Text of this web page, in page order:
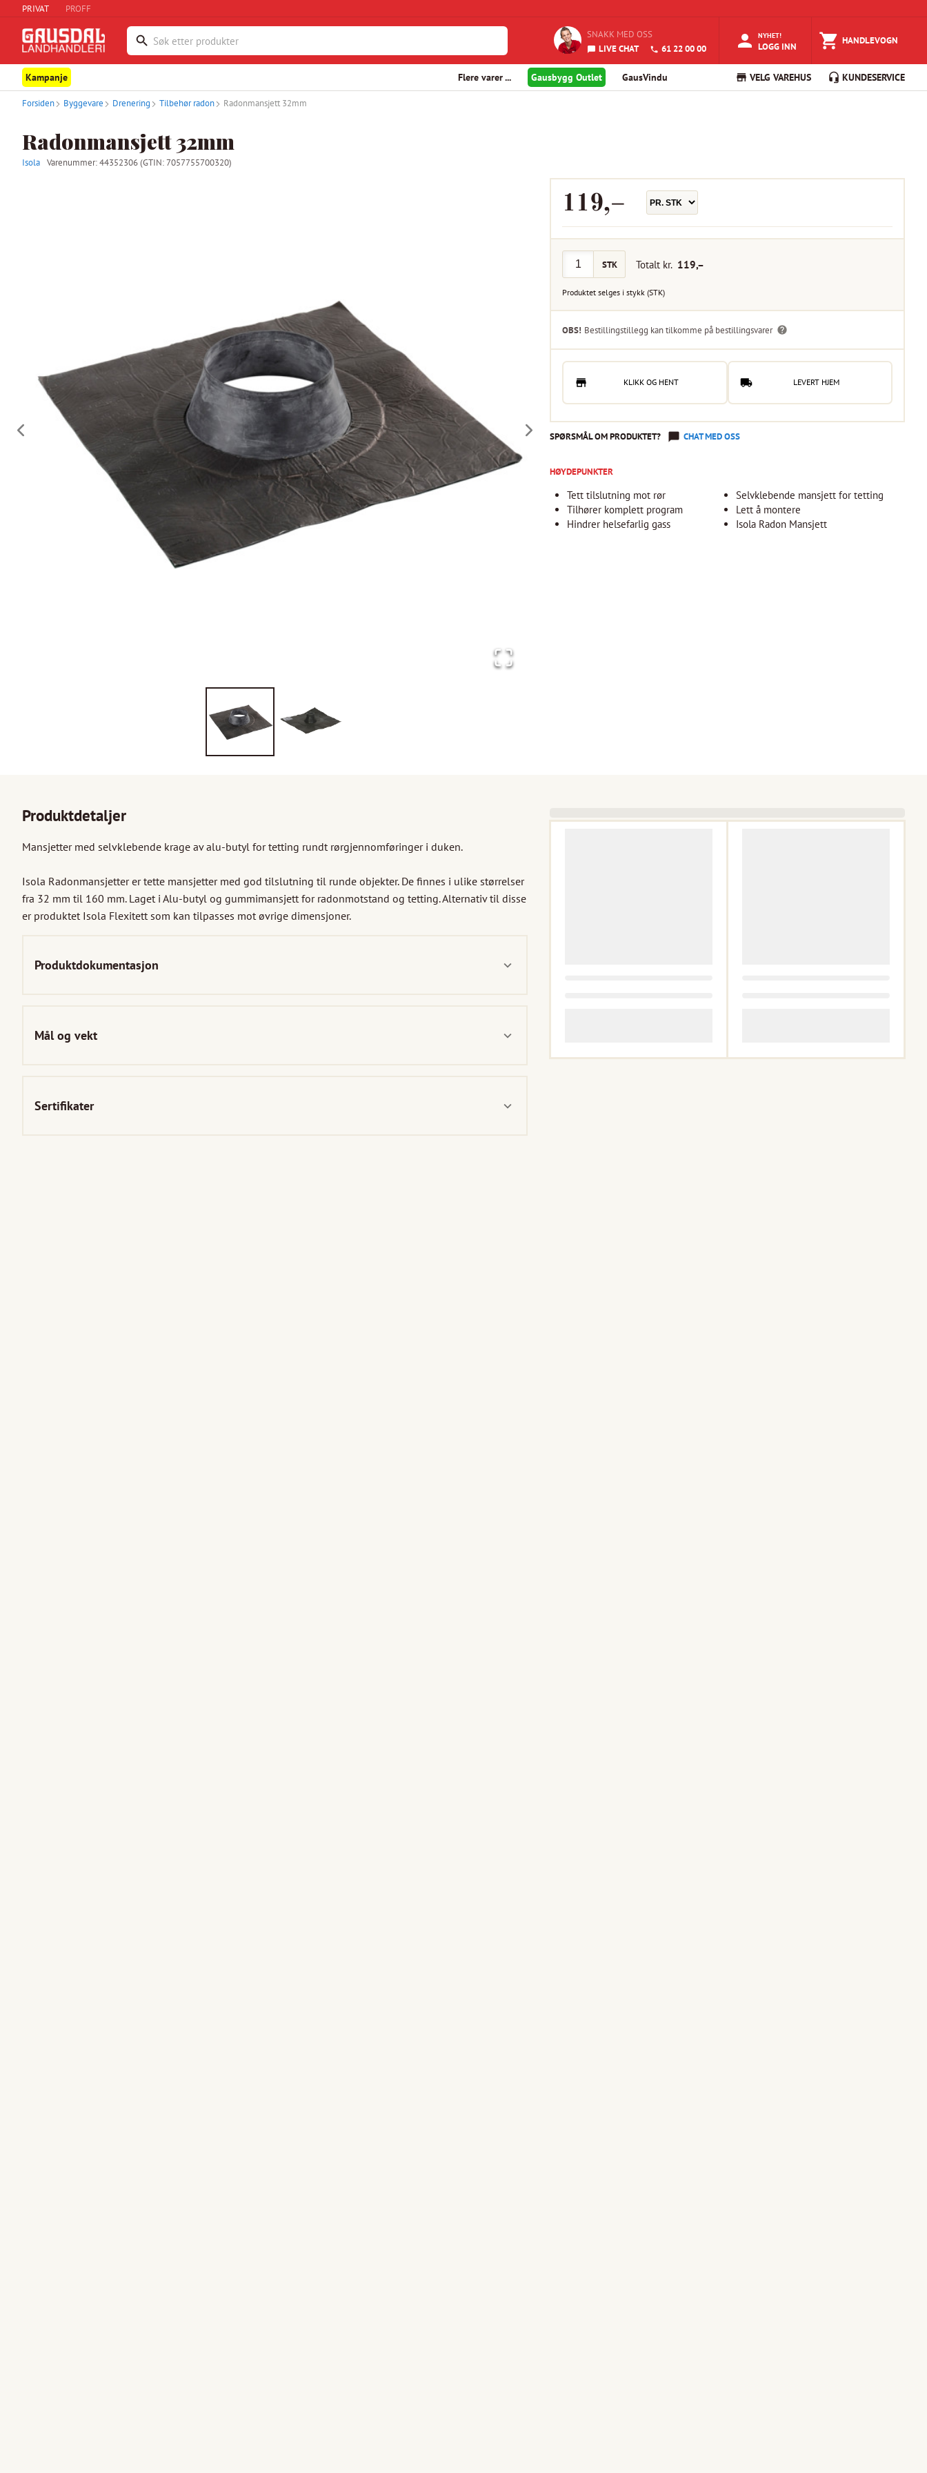
PRIVAT PROFF
SNAKK MED OSS
LIVE CHAT
61 22 00 00
NYHET!
LOGG INN HANDLEVOGN
Kampanje Flere varer ... Gausbygg Outlet GausVindu VELG VAREHUS KUNDESERVICE
Forsiden Byggevare Drenering Tilbehør radon Radonmansjett 32mm
Radonmansjett 32mm
Isola Varenummer:44352306(GTIN: 7057755700320)
119,–
STK Totalt kr. 119,–
Produktet selges istykk (STK)
OBS! Bestillingstillegg kan tilkomme på bestillingsvarer
KLIKK OG HENT LEVERT HJEM
SPØRSMÅL OM PRODUKTET? CHAT MED OSS
HØYDEPUNKTER
Tett tilslutning mot rør
Tilhører komplett program
Hindrer helsefarlig gass
Selvklebende mansjett for tetting
Lett å montere
Isola Radon Mansjett
Produktdetaljer
Mansjetter med selvklebende krage av alu-butyl for tetting rundt rørgjennomføringer i duken.
Isola Radonmansjetter er tette mansjetter med god tilslutning til runde objekter. De finnes i ulike størrelser
fra 32 mm til 160 mm. Laget i Alu-butyl og gummimansjett for radonmotstand og tetting. Alternativ til disse
er produktet Isola Flexitett som kan tilpasses mot øvrige dimensjoner.
Produktdokumentasjon
Mål og vekt
Sertifikater